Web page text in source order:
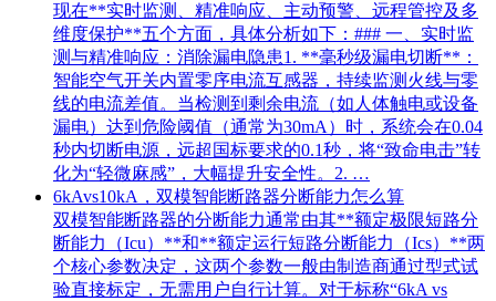
现在**实时监测、精准响应、主动预警、远程管控及多
维度保护**五个方面，具体分析如下：### 一、实时监
测与精准响应：消除漏电隐患1. **毫秒级漏电切断**：
智能空气开关内置零序电流互感器，持续监测火线与零
线的电流差值。当检测到剩余电流（如人体触电或设备
漏电）达到危险阈值（通常为30mA）时，系统会在0.04
秒内切断电源，远超国标要求的0.1秒，将“致命电击”转
化为“轻微麻感”，大幅提升安全性。2. …
6kAvs10kA，双模智能断路器分断能力怎么算
双模智能断路器的分断能力通常由其**额定极限短路分
断能力（Icu）**和**额定运行短路分断能力（Ics）**两
个核心参数决定，这两个参数一般由制造商通过型式试
验直接标定，无需用户自行计算。对于标称“6kA vs